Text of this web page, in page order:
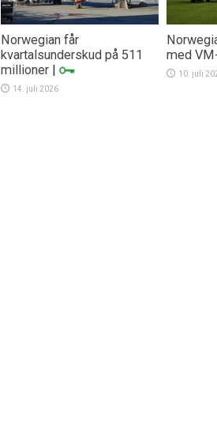
Norwegian får
kvartalsunderskud på 511
millioner |
14. juli 2026
med
10. juli